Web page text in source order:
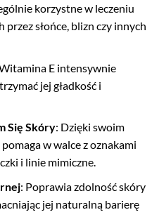
korzystne w leczeniu
słońce, blizn czy innych
E intensywnie
jej gładkość i
Się Skóry: Dzięki swoim
w walce z oznakami
i linie mimiczne.
: Poprawia zdolność skóry
jej naturalną barierę